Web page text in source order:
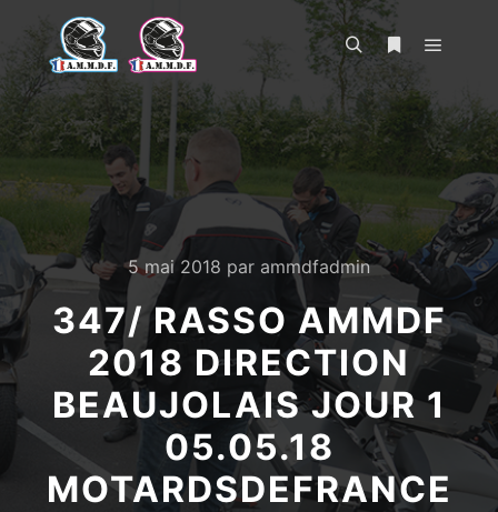
RechercherPlus d’infos
5 mai 2018 par ammdfadmin
347/ RASSO AMMDF
2018 DIRECTION
BEAUJOLAIS JOUR 1
05.05.18
MOTARDSDEFRANCE